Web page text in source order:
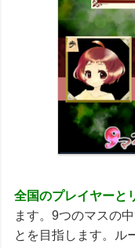
全国のプレイヤーと
ます。9つのマスの
とを目指します。ル